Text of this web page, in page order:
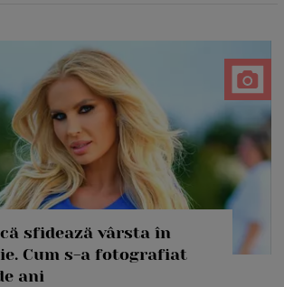
sfidează vârsta în
Cum s-a fotografiat
ani